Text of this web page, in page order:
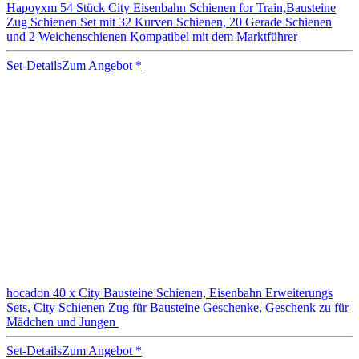
Hapoyxm 54 Stück City Eisenbahn Schienen for Train,Bausteine
Zug Schienen Set mit 32 Kurven Schienen, 20 Gerade Schienen
und 2 Weichenschienen Kompatibel mit dem Marktführer
Set-DetailsZum Angebot *
hocadon 40 x City Bausteine Schienen, Eisenbahn Erweiterungs
Sets, City Schienen Zug für Bausteine Geschenke, Geschenk zu für
Mädchen und Jungen
Set-DetailsZum Angebot *